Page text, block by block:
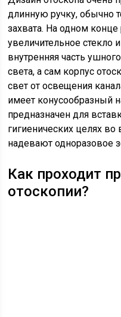
длинную ручку, обычно
захвата. На одном конце
увеличительное стекло
внутренняя часть
света, а сам корпус
свет от освещения
имеет конусообразный
предназначен для
гигиенических целях
надевают одноразовое
Как проходит
отоскопии?